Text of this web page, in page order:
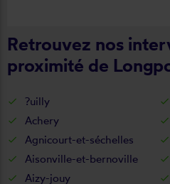
Retrouvez nos
proximité de
?uilly
Achery
Agnicourt-et-séchelles
Aisonville-et-bernoville
Aizy-jouy